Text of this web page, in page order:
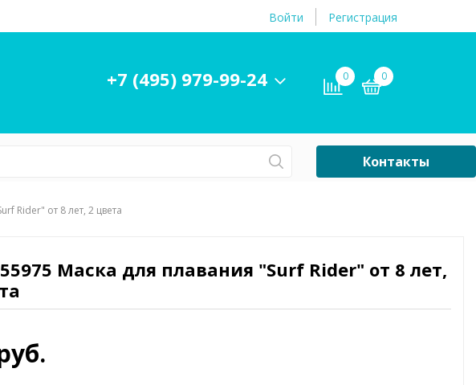
Войти Регистрация
+7 (495) 979-99-24 0 0
СПА
игрушки
принадлежности
Запчасти для бассейнов
Уцененный Товар
Контакты
Rider" от 8 лет, 2 цвета
Маска для плавания "Surf Rider" от 8 лет,